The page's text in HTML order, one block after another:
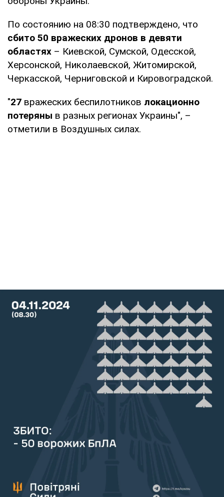
По состоянию на 08:30 подтверждено, что
сбито 50 вражеских дронов в девяти
областях – Киевской, Сумской, Одесской,
Херсонской, Николаевской, Житомирской,
Черкасской, Черниговской и Кировоградской.
"27 вражеских беспилотников локационно
потеряны в разных регионах Украины", –
отметили в Воздушных силах.